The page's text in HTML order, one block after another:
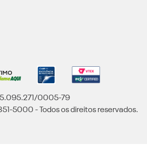
0005-79
5000 - Todos os direitos reservados.